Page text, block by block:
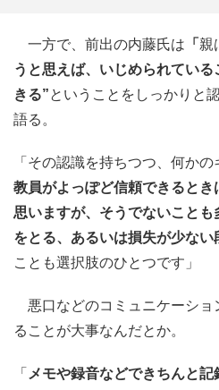
一方で、前出の内藤氏は 「 親
うと思えば、いじめられてい
きる”ということをしっかりと
語る。
「その認識を持ちつつ、何か
教員がよっぽど信頼できると
思いますが、そうでないこと
をとる、あるいは損失が少ない
ことも選択肢のひとつです」
悪口などのコミュニケーショ
ることが大事なんだとか。
「 メモや録音などできちんと